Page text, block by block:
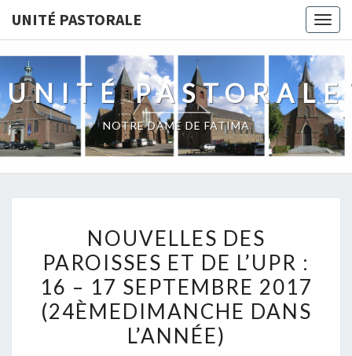
content
UNITÉ PASTORALE
UNITÉ PASTORALE
NOTRE DAME DE FATIMA
DES
PAROISSES
ET
DE
L’UPR
:
NOUVELLES DES
PAROISSES ET DE L’UPR :
16 – 17 SEPTEMBRE 2017
(24ÈMEDIMANCHE DANS
L’ANNÉE)